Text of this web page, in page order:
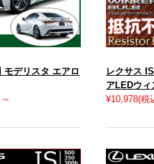
モデリスタ エアロ
～
レクサス
アLEDウィ
¥10,978(税